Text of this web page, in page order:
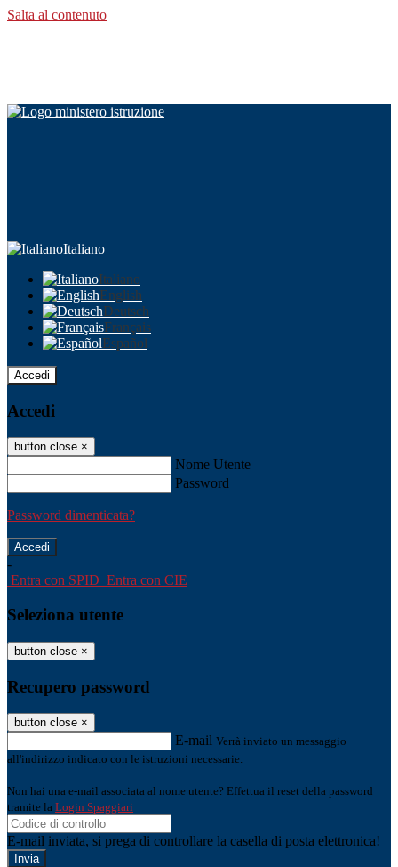
Salta al contenuto
Italiano
Italiano
English
Deutsch
Français
Español
Accedi
Accedi
button close ×
Nome Utente
Password
Password dimenticata?
-
Entra con SPID Entra con CIE
Seleziona utente
button close ×
Recupero password
button close ×
E-mail Verrà inviato un messaggio
all'indirizzo indicato con le istruzioni necessarie.
Non hai una e-mail associata al nome utente? Effettua il reset della password
tramite la Login Spaggiari
E-mail inviata, si prega di controllare la casella di posta elettronica!